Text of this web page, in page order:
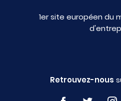
1er site européen du
Retrouvez-nous